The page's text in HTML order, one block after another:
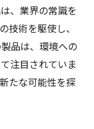
、業界の常識を
技術を駆使し、
品は、環境への
注目されていま
たな可能性を探